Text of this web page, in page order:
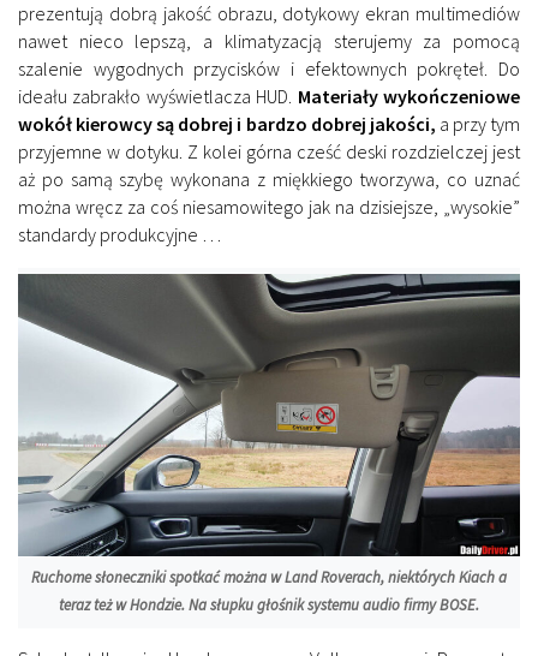
prezentują dobrą jakość obrazu, dotykowy ekran multimediów
nawet nieco lepszą, a klimatyzacją sterujemy za pomocą
szalenie wygodnych przycisków i efektownych pokręteł. Do
ideału zabrakło wyświetlacza HUD. Materiały wykończeniowe
wokół kierowcy są dobrej i bardzo dobrej jakości, a przy tym
przyjemne w dotyku. Z kolei górna cześć deski rozdzielczej jest
aż po samą szybę wykonana z miękkiego tworzywa, co uznać
można wręcz za coś niesamowitego jak na dzisiejsze, „wysokie”
standardy produkcyjne …
Ruchome słoneczniki spotkać można w Land Roverach, niektórych Kiach a
teraz też w Hondzie. Na słupku głośnik systemu audio firmy BOSE.